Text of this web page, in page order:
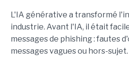
L'IA générative a transformé
industrie. Avant l'IA, il était
messages de phishing : fautes
messages vagues ou hors-